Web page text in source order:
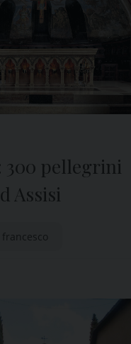
300 pellegrini
Assisi
francesco